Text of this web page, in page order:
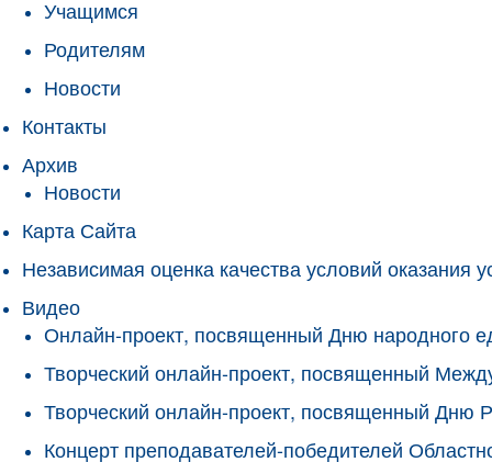
Учащимся
Родителям
Новости
Контакты
Архив
Новости
Карта Сайта
Независимая оценка качества условий оказания
Видео
Онлайн-проект, посвященный Дню народного
Творческий онлайн-проект, посвященный
Творческий онлайн-проект, посвященный Дню
Концерт преподавателей-победителей